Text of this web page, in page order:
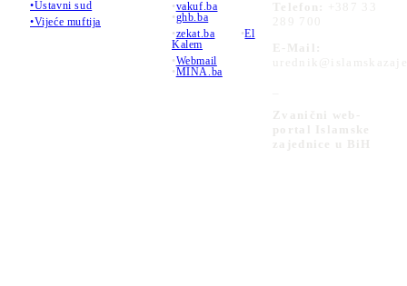
•Ustavni sud
•Vijeće muftija
•vakuf.ba
•ghb.ba
•zekat.ba •El
Kalem
•Webmail
•MINA.ba
Telefon:
+387 33
289 700
E-Mail:
Zvanični web-
portal Islamske
zajednice u BiH